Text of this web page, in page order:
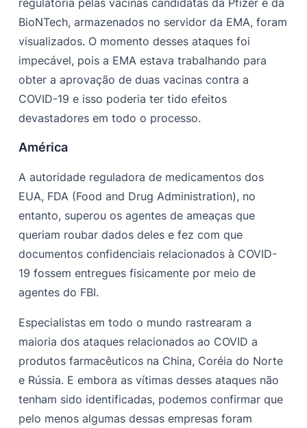
regulatória pelas vacinas candidatas da Pfizer e da
BioNTech, armazenados no servidor da EMA, foram
visualizados. O momento desses ataques foi
impecável, pois a EMA estava trabalhando para
obter a aprovação de duas vacinas contra a
COVID-19 e isso poderia ter tido efeitos
devastadores em todo o processo.
América
A autoridade reguladora de medicamentos dos
EUA, FDA (Food and Drug Administration), no
entanto, superou os agentes de ameaças que
queriam roubar dados deles e fez com que
documentos confidenciais relacionados à COVID-
19 fossem entregues fisicamente por meio de
agentes do FBI.
Especialistas em todo o mundo rastrearam a
maioria dos ataques relacionados ao COVID a
produtos farmacêuticos na China, Coréia do Norte
e Rússia. E embora as vítimas desses ataques não
tenham sido identificadas, podemos confirmar que
pelo menos algumas dessas empresas foram